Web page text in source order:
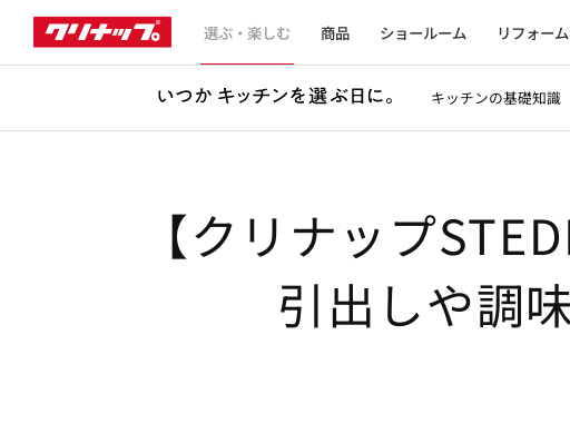
選ぶ・楽しむ 商品 ショールーム リフォーム
キッチンの基礎知識
【クリナップ
引出しや調